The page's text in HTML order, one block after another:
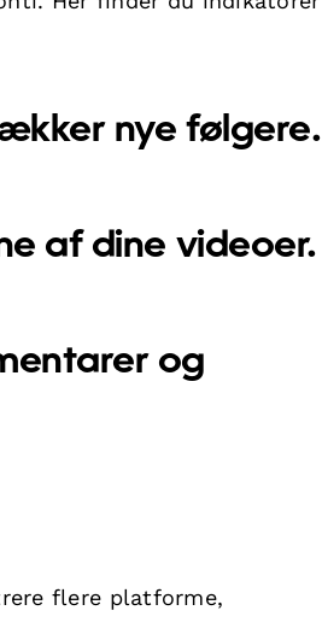
nye følgere.
af dine videoer.
og
flere platforme,